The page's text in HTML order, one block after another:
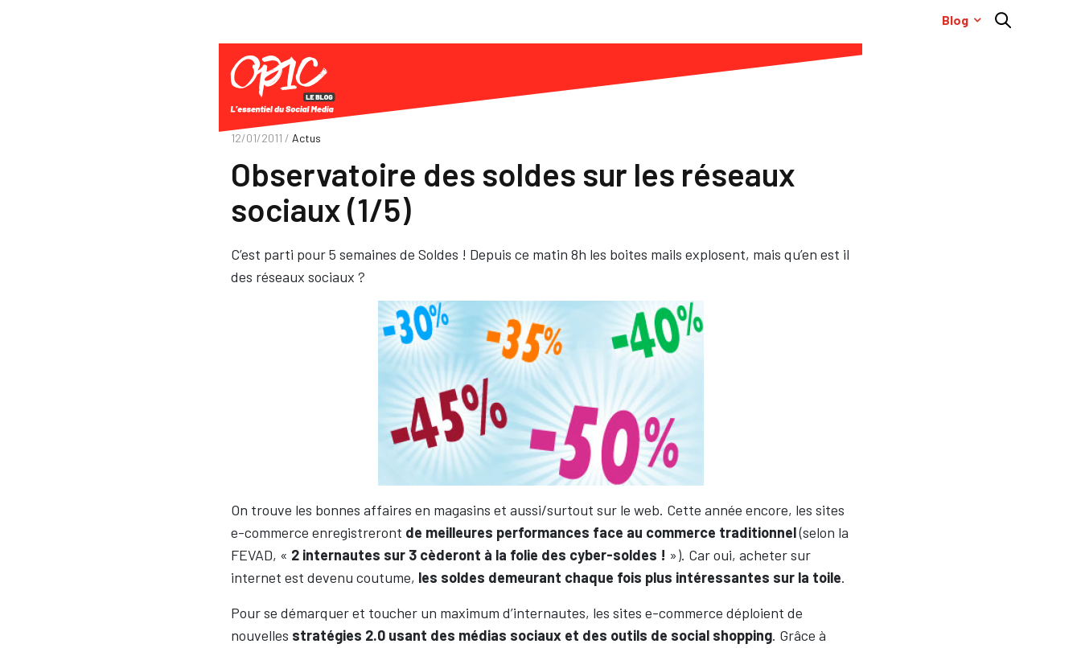
Blog
12/01/2011 / Actus
Observatoire des soldes sur les réseaux
sociaux (1/5)
C’est parti pour 5 semaines de Soldes ! Depuis ce matin 8h les boites mails explosent, mais qu’en est il
des réseaux sociaux ?
On trouve les bonnes affaires en magasins et aussi/surtout sur le web. Cette année encore, les sites
e-commerce enregistreront de meilleures performances face au commerce traditionnel(selon la
FEVAD, « 2 internautes sur 3 cèderont à la folie des cyber-soldes ! »). Car oui, acheter sur
internet est devenu coutume, les soldes demeurant chaque fois plus intéressantes sur la toile.
Pour se démarquer et toucher un maximum d’internautes, les sites e-commerce déploient de
nouvelles stratégies 2.0 usant des médias sociaux et des outils de social shopping. Grâce à